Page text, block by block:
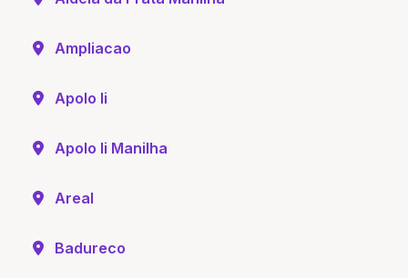
Ampliacao
Apolo Ii
Apolo Ii Manilha
Areal
Badureco